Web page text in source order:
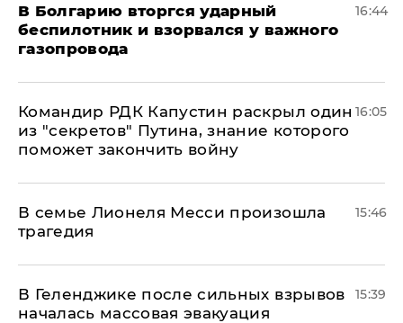
В Болгарию вторгся ударный
беспилотник и взорвался у важного
газопровода
16:44
Командир РДК Капустин раскрыл один
из "секретов" Путина, знание которого
поможет закончить войну
16:05
В семье Лионеля Месси произошла
трагедия
15:46
В Геленджике после сильных взрывов
началась массовая эвакуация
15:39